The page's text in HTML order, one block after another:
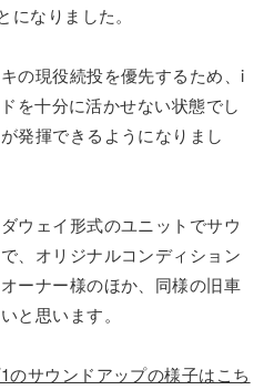
なりました。
の現役続投を優先するため、i
を十分に活かせない状態でし
発揮できるようになりまし
ウェイ形式のユニットでサウ
、オリジナルコンディション
ーナー様のほか、同様の旧車
と思います。
のサウンドアップの様子はこち